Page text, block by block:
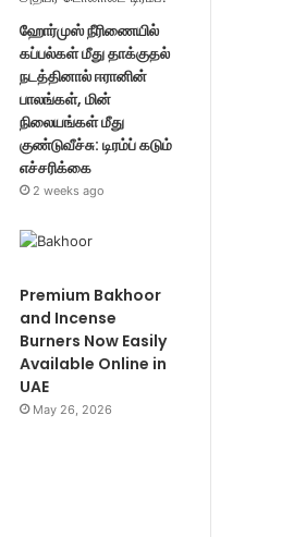
ஹோர்முஸ் நீரிணையில்
கப்பல்கள் மீது தாக்குதல்
நடத்தினால் ஈரானின்
பாலங்கள், மின்
நிலையங்கள் மீது
குண்டுவீச்சு: டிரம்ப் கடும்
எச்சரிக்கை
2 weeks ago
Premium Bakhoor
and Incense
Burners Now Easily
Available Online in
UAE
May 26, 2026